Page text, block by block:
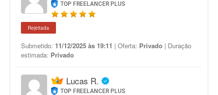
TOP FREELANCER PLUS
Rejeitada
Submetido: 11/12/2025 às 19:11 | Oferta: Privado | Duração
estimada: Privado
Lucas R.
TOP FREELANCER PLUS